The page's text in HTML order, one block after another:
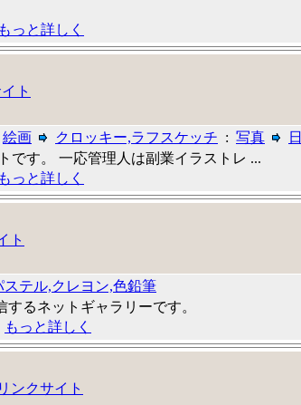
もっと詳しく
絵画 クロッキー,ラフスケッチ : 写真
です。 一応管理人は副業イラストレ ...
もっと詳しく
ステル,クレヨン,色鉛筆
るネットギャラリーです。
もっと詳しく